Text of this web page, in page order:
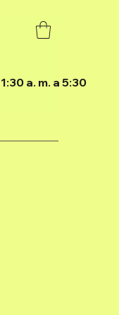
a. m. a 5:30